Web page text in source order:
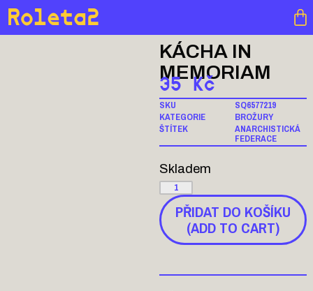
Roleta2
KÁCHA IN
MEMORIAM
35 Kč
SKU
SQ6577219
KATEGORIE
BROŽURY
ŠTÍTEK
ANARCHISTICKÁ
FEDERACE
Skladem
PŘIDAT DO KOŠÍKU
(ADD TO CART)